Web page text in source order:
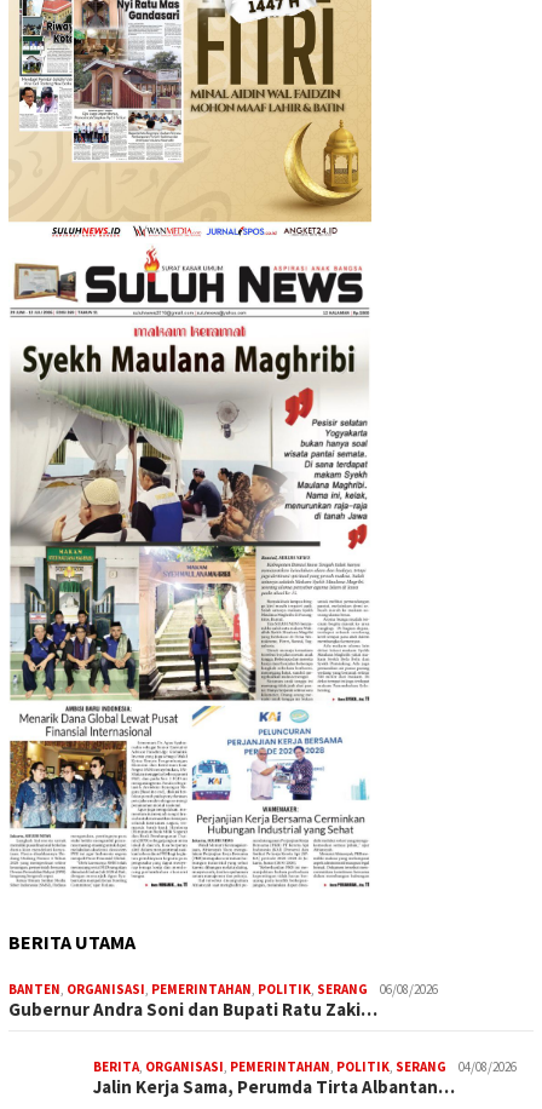
BERITA UTAMA
BANTEN ORGANISASI PEMERINTAHAN POLITIK SERANG 06/08/2026
Gubernur Andra Soni dan Bupati Ratu Zaki…
BERITA ORGANISASI PEMERINTAHAN POLITIK SERANG 04/08/2026
Jalin Kerja Sama, Perumda Tirta Albantan…